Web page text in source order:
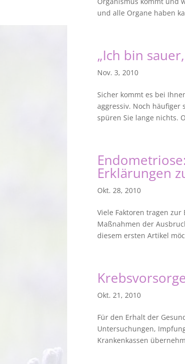
und alle Organe haben
„Ich bin
Nov. 3, 2010
Sicher kommt es bei
aggressiv. Noch
spüren Sie lange nichts.
Erklärungen
Okt. 28, 2010
Viele Faktoren tragen
Maßnahmen der
diesem ersten Artikel
Okt. 21, 2010
Für den Erhalt der
Untersuchungen,
Krankenkassen